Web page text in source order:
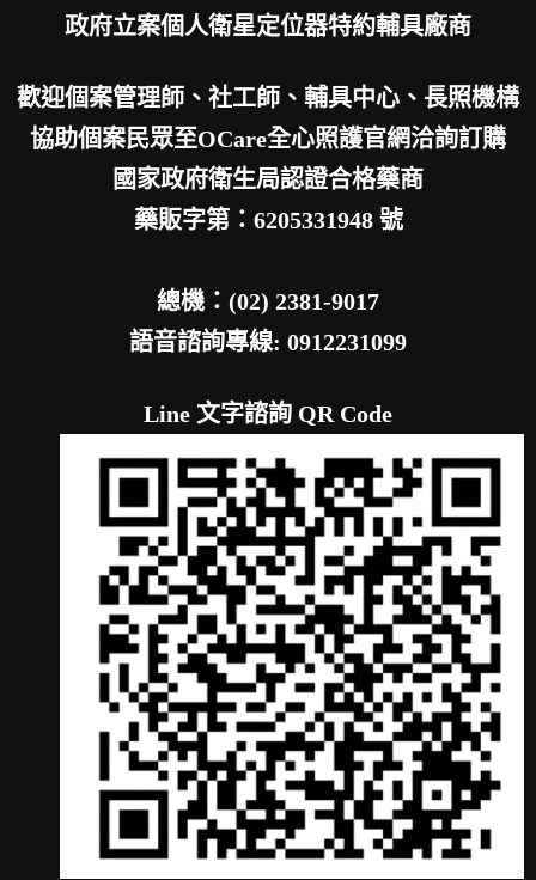
政府立案個人衛星定位器特約輔具廠商
歡迎個案管理師、社工師、輔具中心、長照機構
協助個案民眾至OCare全心照護官網洽詢訂購
國家政府衛生局認證合格藥商
藥販字第：6205331948 號
總機：(02) 2381-9017
語音諮詢專線: 0912231099
Line 文字諮詢 QR Code